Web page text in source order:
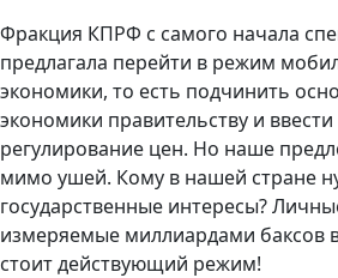
Фракция КПРФ с самого начала
предлагала перейти в режим
экономики, то есть подчинить
экономики правительству и
регулирование цен. Но наше
мимо ушей. Кому в нашей стране
государственные интересы?
измеряемые миллиардами баксов
стоит действующий режим!